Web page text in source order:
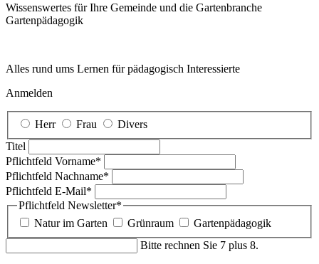
Wissenswertes für Ihre Gemeinde und die Gartenbranche
Garten­pädagogik
Alles rund ums Lernen für pädagogisch Interessierte
Anmelden
Herr Frau
Divers
Titel
Pflichtfeld Vorname*
Pflichtfeld Nachname*
Pflichtfeld E-Mail*
Pflichtfeld Newsletter*
Natur im Garten
Grünraum
Gartenpädagogik
Bitte rechnen Sie 7 plus 8.